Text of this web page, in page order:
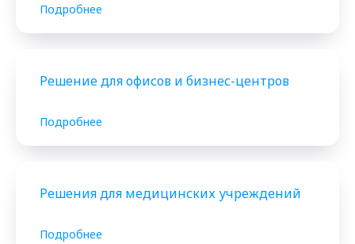
Подробнее
Решение для офисов и бизнес-центров
Подробнее
Решения для медицинских учреждений
Подробнее